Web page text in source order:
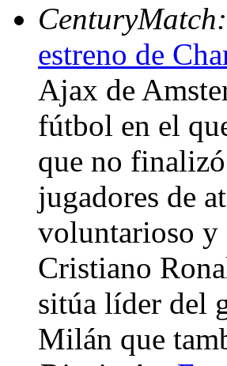
CenturyMatch:
estreno de
Ajax de
fútbol en el
que no
jugadores de
voluntarioso y
Cristiano
sitúa líder del
Milán que